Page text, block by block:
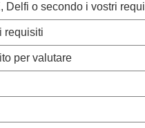
Delfi o secondo i vostri
requisiti
per valutare